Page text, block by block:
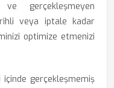
gerçekleşmeyen
veya iptale kadar
optimize etmenizi
gerçekleşmemiş